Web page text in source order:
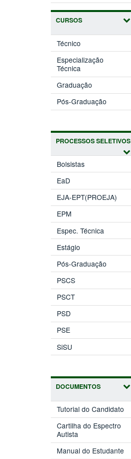
CURSOS
Técnico
Especialização
Técnica
Graduação
Pós-Graduação
PROCESSOS SELETIVOS
Bolsistas
EaD
EJA-EPT(PROEJA)
EPM
Espec. Técnica
Estágio
Pós-Graduação
PSCS
PSCT
PSD
PSE
SiSU
DOCUMENTOS
Tutorial do Candidato
Cartilha do Espectro
Autista
Manual do Estudante